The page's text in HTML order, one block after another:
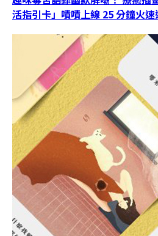
活指引卡」嘖嘖上線 25 分鐘火速